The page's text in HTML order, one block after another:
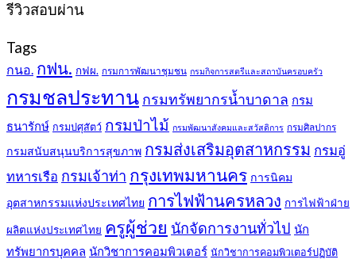
รีวิวสอบผ่าน
Tags
กนอ. กฟน. กฟผ. กรมการพัฒนาชุมชน กรมกิจการสตรีและสถาบันครอบครัว
กรมชลประทาน กรมทรัพยากรน้ำบาดาล กรม
ธนารักษ์ กรมปศุสัตว์ กรมป่าไม้ กรมพัฒนาสังคมและสวัสดิการ กรมศิลปากร
กรมสนับสนุนบริการสุขภาพ กรมส่งเสริมอุตสาหกรรม กรมอู่
ทหารเรือ กรมเจ้าท่า กรุงเทพมหานคร การนิคม
อุตสาหกรรมแห่งประเทศไทย การไฟฟ้านครหลวง การไฟฟ้าฝ่าย
ผลิตแห่งประเทศไทย ครูผู้ช่วย นักจัดการงานทั่วไป นัก
ทรัพยากรบุคคล นักวิชาการคอมพิวเตอร์ นักวิชาการคอมพิวเตอร์ปฏิบัติ